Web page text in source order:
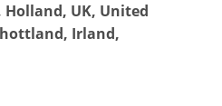
UK, United
Irland,